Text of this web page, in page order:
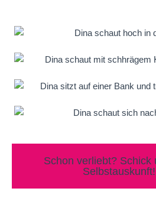
Schon verliebt? Schick
Selbstauskunft!